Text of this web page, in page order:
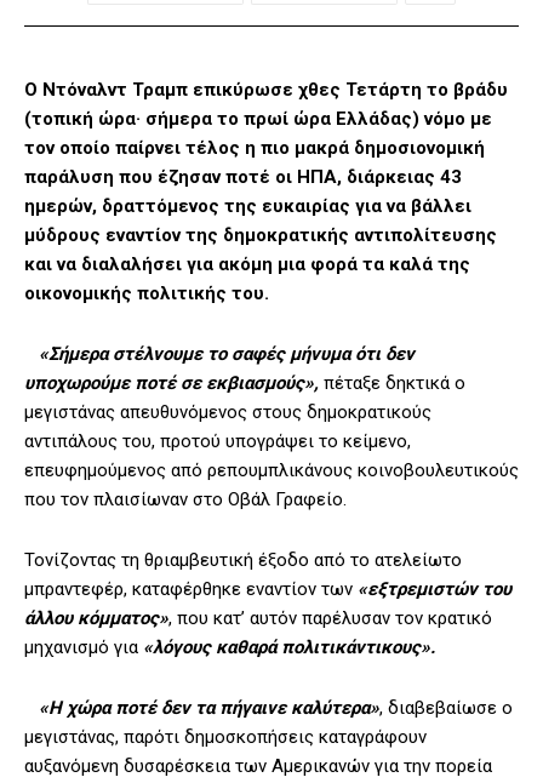
Ο Ντόναλντ Τραμπ επικύρωσε χθες Τετάρτη το βράδυ
(τοπική ώρα· σήμερα το πρωί ώρα Ελλάδας) νόμο με
τον οποίο παίρνει τέλος η πιο μακρά δημοσιονομική
παράλυση που έζησαν ποτέ οι ΗΠΑ, διάρκειας 43
ημερών, δραττόμενος της ευκαιρίας για να βάλλει
μύδρους εναντίον της δημοκρατικής αντιπολίτευσης
και να διαλαλήσει για ακόμη μια φορά τα καλά της
οικονομικής πολιτικής του.
«Σήμερα στέλνουμε το σαφές μήνυμα ότι δεν
υποχωρούμε ποτέ σε εκβιασμούς», πέταξε δηκτικά ο
μεγιστάνας απευθυνόμενος στους δημοκρατικούς
αντιπάλους του, προτού υπογράψει το κείμενο,
επευφημούμενος από ρεπουμπλικάνους κοινοβουλευτικούς
που τον πλαισίωναν στο Οβάλ Γραφείο.
Τονίζοντας τη θριαμβευτική έξοδο από το ατελείωτο
μπραντεφέρ, καταφέρθηκε εναντίον των «εξτρεμιστών του
άλλου κόμματος», που κατ’ αυτόν παρέλυσαν τον κρατικό
μηχανισμό για «λόγους καθαρά πολιτικάντικους».
«Η χώρα ποτέ δεν τα πήγαινε καλύτερα», διαβεβαίωσε ο
μεγιστάνας, παρότι δημοσκοπήσεις καταγράφουν
αυξανόμενη δυσαρέσκεια των Αμερικανών για την πορεία